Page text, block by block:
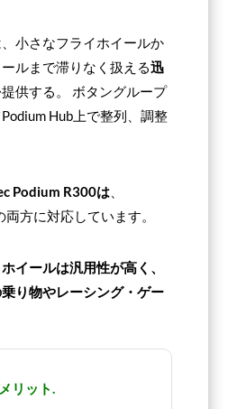
小さなフライホイールか
ルまで滞りなく扱える迅
提供する。 ボタングループ
Hub上で整列、調整
Podium R300は
両方に対応しています。
イールは汎用性が高く、
り物やレーシング・ゲー
メリット.